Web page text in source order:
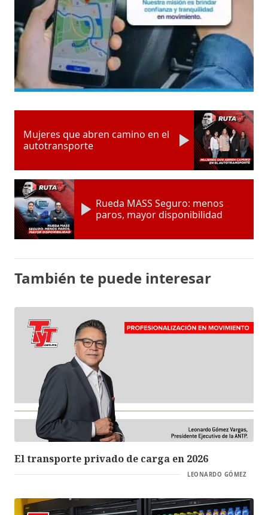
Mujeres que abren camino en el
autotransporte
Rueda MASS Seguro: menos
paros, mayor disponibilidad
También te puede interesar
El transporte privado de carga en 2026
LEONARDO GÓMEZ